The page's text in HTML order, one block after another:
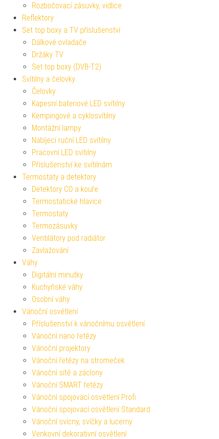
Rozbočovací zásuvky, vidlice
Reflektory
Set top boxy a TV příslušenství
Dálkové ovladače
Držáky TV
Set top boxy (DVB-T2)
Svítilny a čelovky
Čelovky
Kapesní bateriové LED svítilny
Kempingové a cyklosvítilny
Montážní lampy
Nabíjecí ruční LED svítilny
Pracovní LED svítilny
Příslušenství ke svítilnám
Termostaty a detektory
Detektory CO a kouře
Termostatické hlavice
Termostaty
Termozásuvky
Ventilátory pod radiátor
Zavlažování
Váhy
Digitální minutky
Kuchyňské váhy
Osobní váhy
Vánoční osvětlení
Příslušenství k vánočnímu osvětlení
Vánoční nano řetězy
Vánoční projektory
Vánoční řetězy na stromeček
Vánoční sítě a záclony
Vánoční SMART řetězy
Vánoční spojovací osvětlení Profi
Vánoční spojovací osvětlení Standard
Vánoční svícny, svíčky a lucerny
Venkovní dekorativní osvětlení